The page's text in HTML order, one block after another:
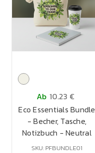
Ab 10.23 €
Eco Essentials Bundle
- Becher, Tasche,
Notizbuch - Neutral
SKU: PFBUNDLE01